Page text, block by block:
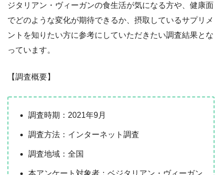
ジタリアン・ヴィーガンの食生活が気になる方や、健康面
でどのような変化が期待できるか、摂取しているサプリメ
ントを知りたい方に参考にしていただきたい調査結果とな
っています。
【調査概要】
調査時期：2021年9月
調査方法：インターネット調査
調査地域：全国
本アンケート対象者：ベジタリアン・ヴィーガン